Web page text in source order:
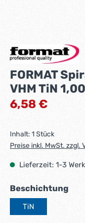
FORMAT
VHM TiN
Regulärer Preis:
6,58 €
Inhalt: 1 Stück
Preise inkl. MwSt. zzgl.
Lieferzeit: 1-3
Beschichtung
TiN